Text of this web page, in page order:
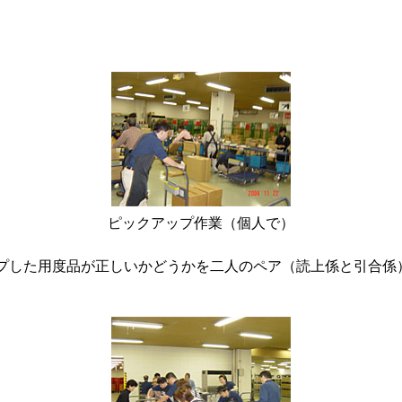
ピックアップ作業（個人で）
した用度品が正しいかどうかを二人のペア（読上係と引合